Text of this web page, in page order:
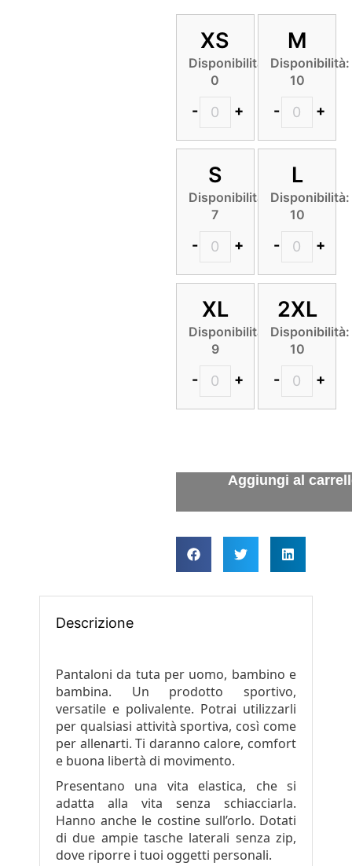
XS
Disponibilità:
0
- +
M
Disponibilità:
10
- +
S
Disponibilità:
7
- +
L
Disponibilità:
10
- +
XL
Disponibilità:
9
- +
2XL
Disponibilità:
10
- +
Descrizione
Pantaloni da tuta per uomo, bambino e
bambina. Un prodotto sportivo,
versatile e polivalente. Potrai utilizzarli
per qualsiasi attività sportiva, così come
per allenarti. Ti daranno calore, comfort
e buona libertà di movimento.
Presentano una vita elastica, che si
adatta alla vita senza schiacciarla.
Hanno anche le costine sull’orlo. Dotati
di due ampie tasche laterali senza zip,
dove riporre i tuoi oggetti personali.